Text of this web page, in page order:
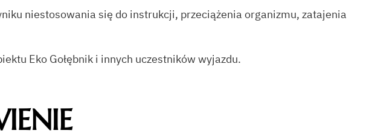
niestosowania się do instrukcji, przeciążenia organizmu, zatajenia
Eko Gołębnik i innych uczestników wyjazdu.